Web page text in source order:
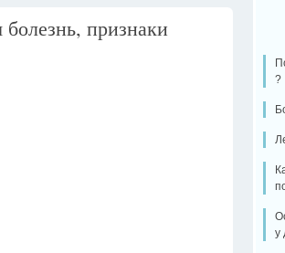
признаки
?
у